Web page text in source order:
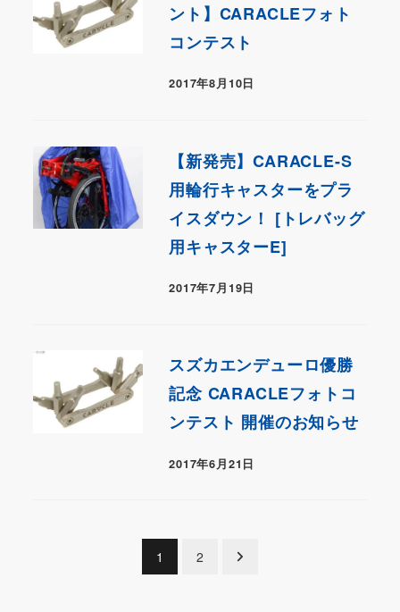
ント】CARACLEフォト
コンテスト
2017年8月10日
【新発売】CARACLE-S
用輪行キャスターをプラ
イスダウン！ [トレバッグ
用キャスターE]
2017年7月19日
スズカエンデューロ優勝
記念 CARACLEフォトコ
ンテスト 開催のお知らせ
2017年6月21日
1 2